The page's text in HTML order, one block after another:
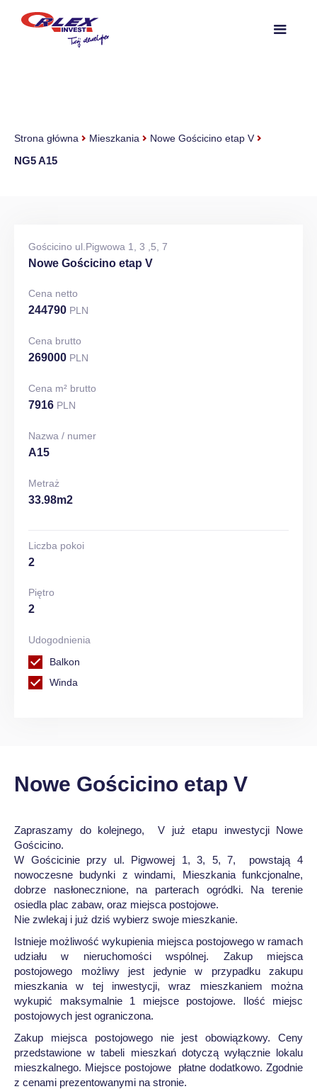
Strona główna Mieszkania Nowe Gościcino etap V
NG5 A15
Gościcino ul.Pigwowa 1, 3 ,5, 7
Nowe Gościcino etap V
Cena netto
244790 PLN
Cena brutto
269000 PLN
Cena m² brutto
7916 PLN
Nazwa / numer
A15
Metraż
33.98m2
Liczba pokoi
2
Piętro
2
Udogodnienia
Balkon
Winda
Nowe Gościcino etap V
Zapraszamy do kolejnego, V już etapu inwestycji Nowe
Gościcino.
W Gościcinie przy ul. Pigwowej 1, 3, 5, 7, powstają 4
nowoczesne budynki z windami, Mieszkania funkcjonalne,
dobrze nasłonecznione, na parterach ogródki. Na terenie
osiedla plac zabaw, oraz miejsca postojowe.
Nie zwlekaj i już dziś wybierz swoje mieszkanie.
Istnieje możliwość wykupienia miejsca postojowego w ramach
udziału w nieruchomości wspólnej. Zakup miejsca
postojowego możliwy jest jedynie w przypadku zakupu
mieszkania w tej inwestycji, wraz mieszkaniem można
wykupić maksymalnie 1 miejsce postojowe. Ilość miejsc
postojowych jest ograniczona.
Zakup miejsca postojowego nie jest obowiązkowy. Ceny
przedstawione w tabeli mieszkań dotyczą wyłącznie lokalu
mieszkalnego. Miejsce postojowe płatne dodatkowo. Zgodnie
z cenami prezentowanymi na stronie.